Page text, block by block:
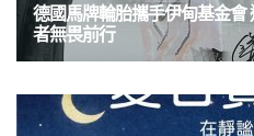
德國馬牌輪胎攜手伊甸基金會
者無畏前行